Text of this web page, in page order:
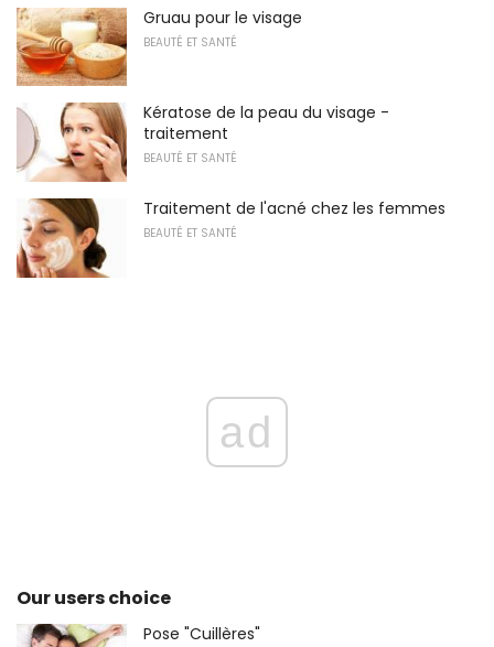
Gruau pour le visage
BEAUTÉ ET SANTÉ
Kératose de la peau du visage -
traitement
BEAUTÉ ET SANTÉ
Traitement de l'acné chez les femmes
BEAUTÉ ET SANTÉ
ad
Our users choice
Pose "Cuillères"